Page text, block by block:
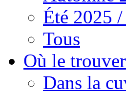
Été 2025
Tous
Où le
Dans la